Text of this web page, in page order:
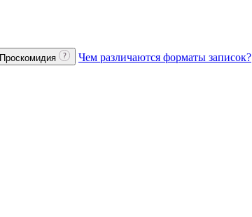
Проскомидия Чем различаются форматы записок?